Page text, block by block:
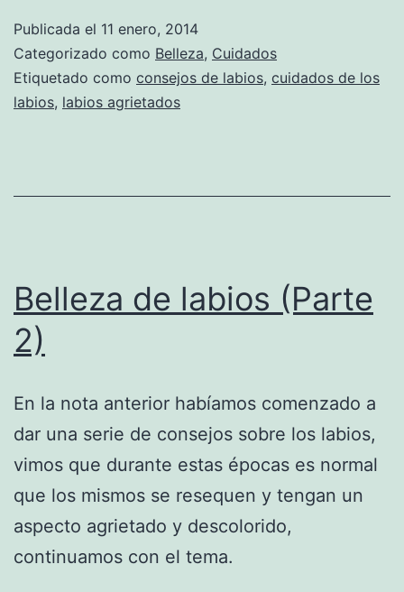
Publicada el 11 enero, 2014
Categorizado como Belleza, Cuidados
Etiquetado como consejos de labios, cuidados de los
labios, labios agrietados
Belleza de labios (Parte
2)
En la nota anterior habíamos comenzado a
dar una serie de consejos sobre los labios,
vimos que durante estas épocas es normal
que los mismos se resequen y tengan un
aspecto agrietado y descolorido,
continuamos con el tema.